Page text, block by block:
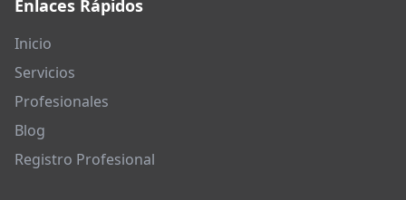
Enlaces Rápidos
Inicio
Servicios
Profesionales
Blog
Registro Profesional